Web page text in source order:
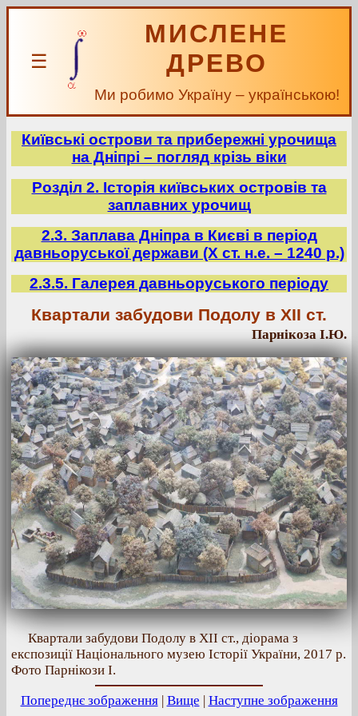
☰
МИСЛЕНЕ
ДРЕВО
Ми робимо Україну – українською!
Київські острови та прибережні урочища
на Дніпрі – погляд крізь віки
Розділ 2. Історія київських островів та
заплавних урочищ
2.3. Заплава Дніпра в Києві в період
давньоруської держави (Х ст. н.е. – 1240 р.)
2.3.5. Галерея давньоруського періоду
Квартали забудови Подолу в ХІІ ст.
Парнікоза І.Ю.
Квартали забудови Подолу в ХІІ ст., діорама з
експозиції Національного музею Історії України, 2017 р.
Фото Парнікози І.
Попереднє зображення| Вище | Наступне зображення